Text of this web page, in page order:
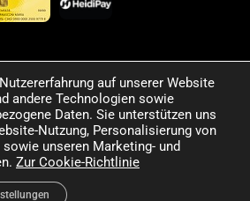
Alle auf dieser Website angegebenen
sind unverbindlich und können
enthalten. Wir behalten uns das Recht
vorzunehmen. Für die Richtigkeit
bereitgestellten Informationen
auf unserer Website
andere Technologien sowie
Daten. Sie unterstützen uns
Nutzung, Personalisierung von
unseren Marketing- und
Zur Cookie-Richtlinie